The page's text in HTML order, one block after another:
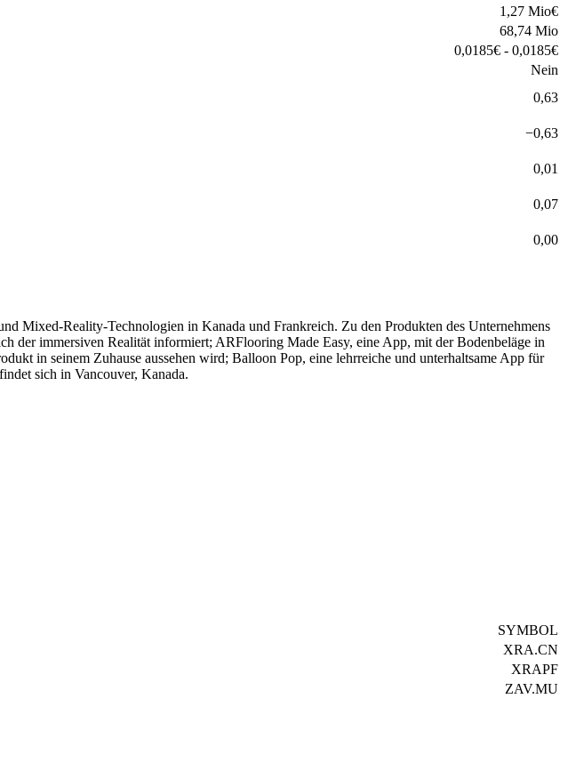
1,27 Mio€
68,74 Mio
0,0185€ - 0,0185€
Nein
0,63
−0,63
0,01
0,07
0,00
Mixed-Reality-Technologien in Kanada und Frankreich. Zu den Produkten des Unternehmens
der immersiven Realität informiert; ARFlooring Made Easy, eine App, mit der Bodenbeläge in
in seinem Zuhause aussehen wird; Balloon Pop, eine lehrreiche und unterhaltsame App für
sich in Vancouver, Kanada.
SYMBOL
XRA.CN
XRAPF
ZAV.MU